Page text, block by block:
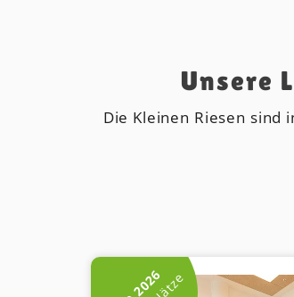
Unsere
Die Kleinen Riesen sind